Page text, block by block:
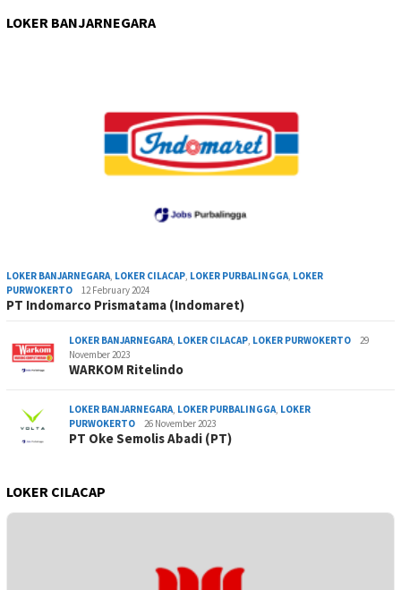
LOKER BANJARNEGARA
LOKER BANJARNEGARA, LOKER CILACAP, LOKER PURBALINGGA, LOKER
PURWOKERTO
12 February 2024
PT Indomarco Prismatama (Indomaret)
LOKER BANJARNEGARA, LOKER CILACAP, LOKER PURWOKERTO
29
November 2023
WARKOM Ritelindo
LOKER BANJARNEGARA, LOKER PURBALINGGA, LOKER
PURWOKERTO
26 November 2023
PT Oke Semolis Abadi (PT)
LOKER CILACAP